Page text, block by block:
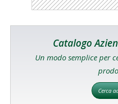
Catalogo
Un modo semplice per
Cerca